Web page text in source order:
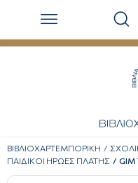
ΒΙΒΛΙΟΧΑΡΤΕΜΠΟΡΙΚΗ
ΠΑΙΔΙΚΟΙ ΗΡΩΕΣ ΠΛΑΤΗΣ
GIM